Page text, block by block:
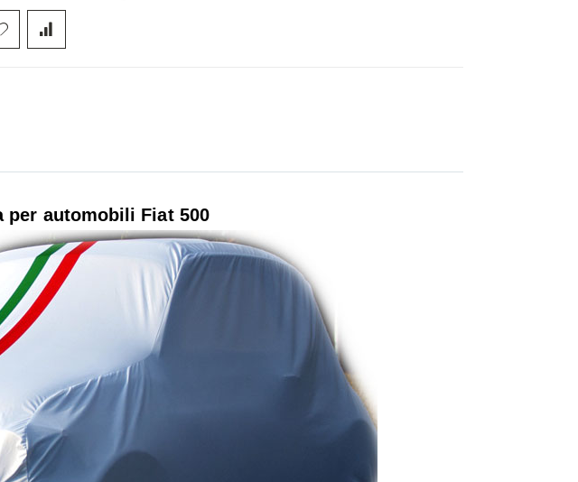
per automobili Fiat 500